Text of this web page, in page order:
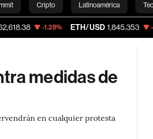
Cripto Latinoamérica
Estilo de vida Mundo Videos
-1.28% ETH/USD 1,845.353 -1.94%
medidas de
en cualquier protesta